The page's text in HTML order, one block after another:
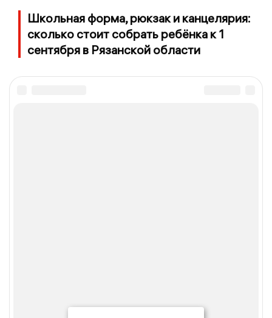
Школьная форма, рюкзак и канцелярия:
сколько стоит собрать ребёнка к 1
сентября в Рязанской области